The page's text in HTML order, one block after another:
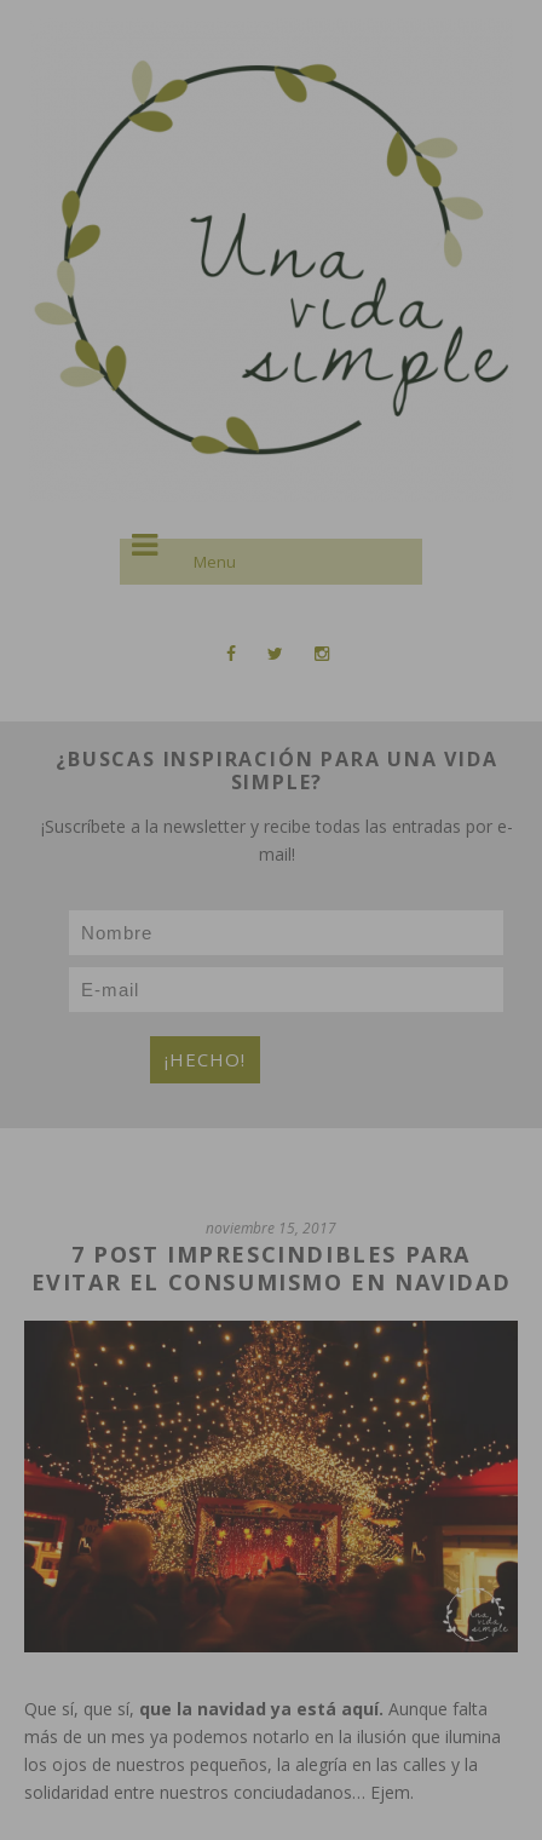
¿BUSCAS INSPIRACIÓN PARA UNA VIDA
SIMPLE?
¡Suscríbete a la newsletter y recibe todas las entradas por e-
mail!
noviembre 15, 2017
7 POST IMPRESCINDIBLES PARA
EVITAR EL CONSUMISMO EN NAVIDAD
Que sí, que sí, que la navidad ya está aquí. Aunque falta
más de un mes ya podemos notarlo en la ilusión que ilumina
los ojos de nuestros pequeños, la alegría en las calles y la
solidaridad entre nuestros conciudadanos… Ejem.